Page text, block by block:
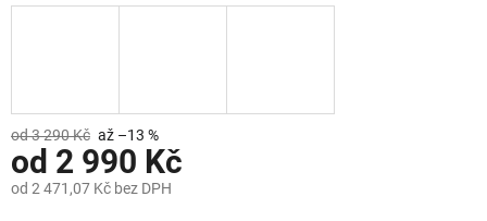
od 3 290 Kč až –13 %
od 2 990 Kč
od 2 471,07 Kč bez DPH